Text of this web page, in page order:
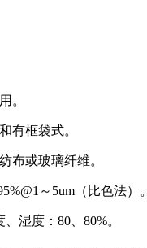
。
有框袋式。
布或玻璃纤维。
～5um（比色法）。
湿度：80、80%。